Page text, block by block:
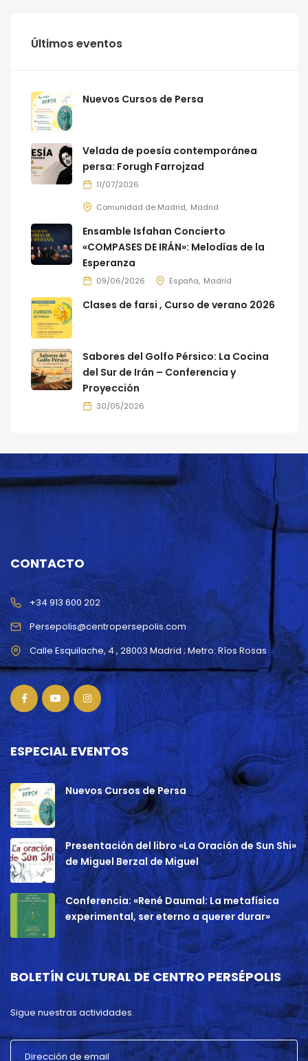
Últimos eventos
Nuevos Cursos de Persa
Velada de poesía contemporánea
persa: Forugh Farrojzad
11/07/2026
Comunidad de Madrid Madrid
Ensamble Isfahan Concierto
«COMPASES DE IRÁN»: Melodías de la
Esperanza
09/06/2026 España Madrid
Clases de farsi , Curso de verano 2026
Sabores del Golfo Pérsico: La Cocina
del Sur de Irán – Conferencia y
Proyección
30/05/2026
CONTACTO
Persepolis@centropersepolis.com
+34 913 600 202
ESPECIAL EVENTOS
Nuevos Cursos de Persa
Presentación del libro «La Oración de Sun Shi»
de Miguel Berzal de Miguel
Conferencia: «René Daumal: La metafísica
experimental, ser eterno a querer durar»
BOLETÍN CULTURAL DE CENTRO PERSÉPOLIS
Sigue nuestras actividades.